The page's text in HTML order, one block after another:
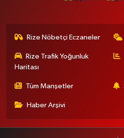
Rize Nöbetçi Eczaneler
Rize Trafik Yoğunluk
Haritası
Tüm Manşetler
Haber Arşivi